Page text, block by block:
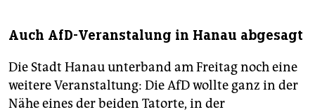
Auch AfD-Veranstalung in Hanau abgesagt
Die Stadt Hanau unterband am Freitag noch eine
weitere Veranstaltung: Die AfD wollte ganz in der
Nähe eines der beiden Tatorte, in der